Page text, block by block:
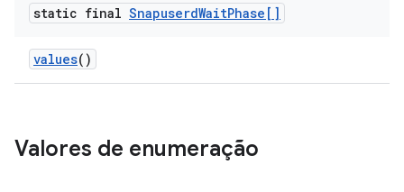
static final SnapuserdWaitPhase[]
values()
Valores de enumeração